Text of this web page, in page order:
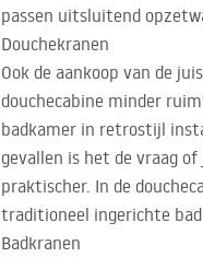
passen uitsluitend
Douchekranen
Ook de aankoop van de
douchecabine minder
badkamer in retrostijl
gevallen is het de vraag
praktischer. In de
traditioneel ingerichte
Badkranen